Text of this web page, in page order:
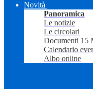
Novità
Panoramica
Le notizie
Le circolari
Documenti 15
Calendario
Albo online